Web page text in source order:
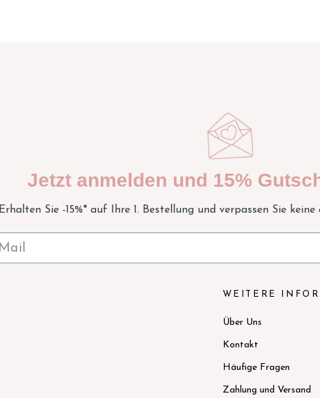
Jetzt anmelden und 15%
Erhalten Sie -15%* auf Ihre 1. Bestellung und verpassen Sie
WEITERE
Über Uns
Kontakt
Häufige Fragen
Zahlung und Versand